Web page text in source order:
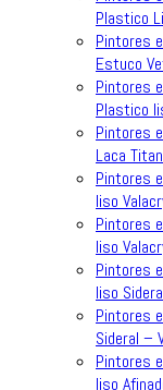
Plastico
Pintores
Estuco
Pintores
Plastico
Pintores
Laca
Pintores
liso
Pintores
liso
Pintores
liso
Pintores
Sideral –
Pintores
liso